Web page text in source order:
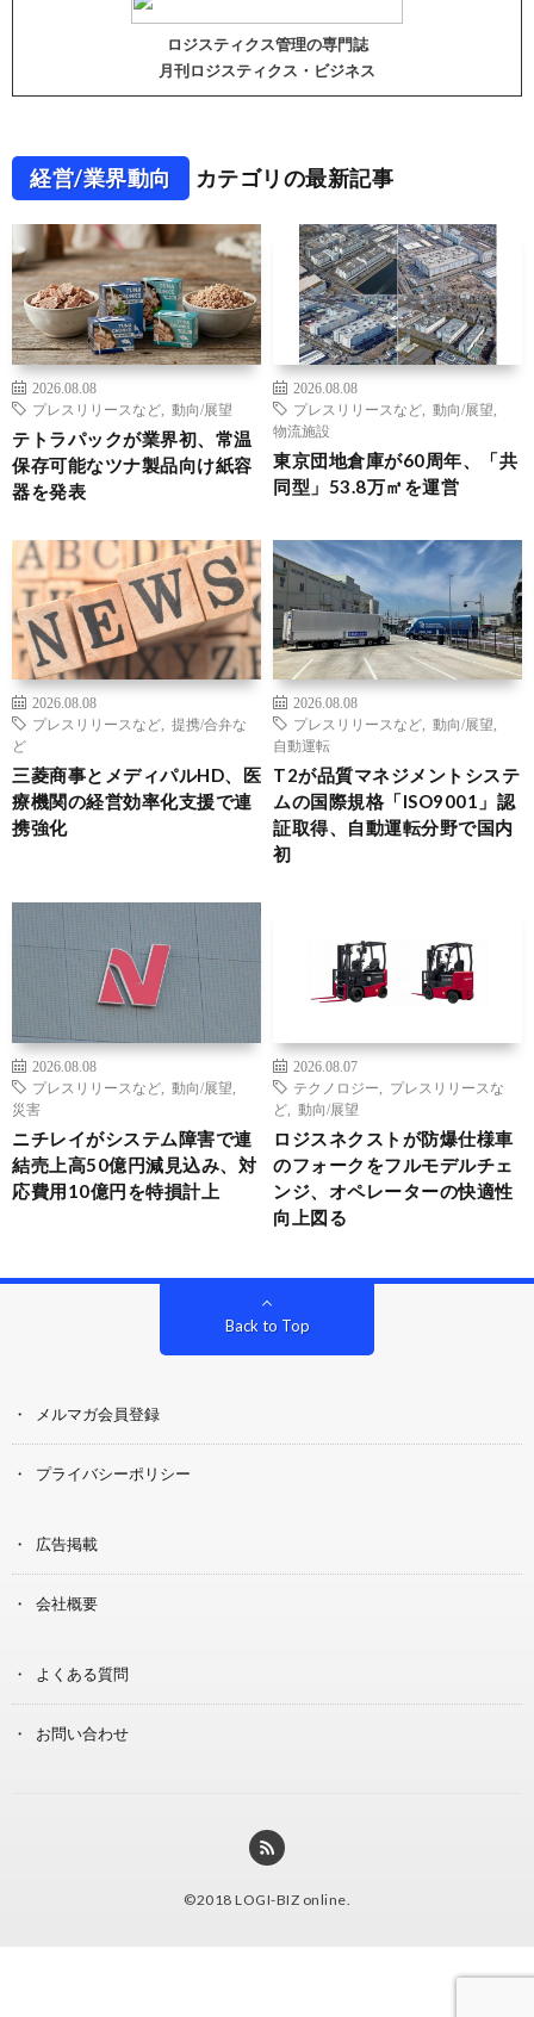
ロジスティクス管理の専門誌
月刊ロジスティクス・ビジネス
経営/業界動向 カテゴリの最新記事
2026.08.08
プレスリリースなど
動向/展望
テトラパックが業界初、常温
保存可能なツナ製品向け紙容
器を発表
2026.08.08
プレスリリースなど
動向/展望
物流施設
東京団地倉庫が60周年、「共
同型」53.8万㎡を運営
2026.08.08
プレスリリースなど
提携/合弁な
ど
三菱商事とメディパルHD、医
療機関の経営効率化支援で連
携強化
2026.08.08
プレスリリースなど
動向/展望
自動運転
T2が品質マネジメントシステ
ムの国際規格「ISO9001」認
証取得、自動運転分野で国内
初
2026.08.08
プレスリリースなど
動向/展望
災害
ニチレイがシステム障害で連
結売上高50億円減見込み、対
応費用10億円を特損計上
2026.08.07
テクノロジー
プレスリリースな
ど
動向/展望
ロジスネクストが防爆仕様車
のフォークをフルモデルチェ
ンジ、オペレーターの快適性
向上図る
Back to Top
メルマガ会員登録
プライバシーポリシー
広告掲載
会社概要
よくある質問
お問い合わせ
©2018 LOGI-BIZ online